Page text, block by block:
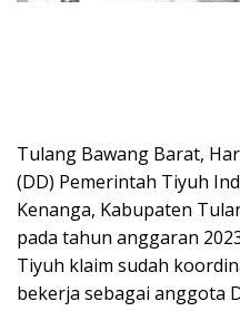
Tulang Bawang Barat,
(DD) Pemerintah Tiyuh
Kenanga, Kabupaten
pada tahun anggaran
Tiyuh klaim sudah
bekerja sebagai anggota